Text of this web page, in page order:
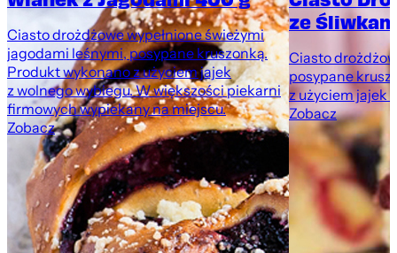
Ciasto drożdżowe wypełnione świeżymi
jagodami leśnymi, posypane kruszonką.
Produkt wykonano z użyciem jajek
z wolnego wybiegu. W większości piekarni
firmowych wypiekany na miejscu.
Zobacz
ze
Ciasto
posypane
z użyciem jajek
Zobacz